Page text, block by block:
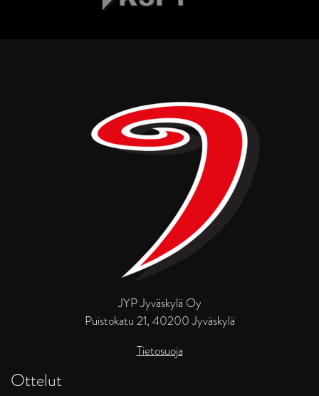
JYP Jyväskylä Oy
Puistokatu 21, 40200 Jyväskylä
Tietosuoja
Ottelut